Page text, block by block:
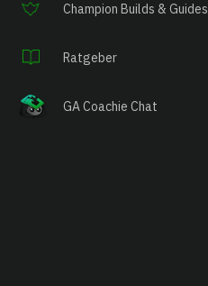
Champion Builds & Guides
Ratgeber
GA Coachie Chat